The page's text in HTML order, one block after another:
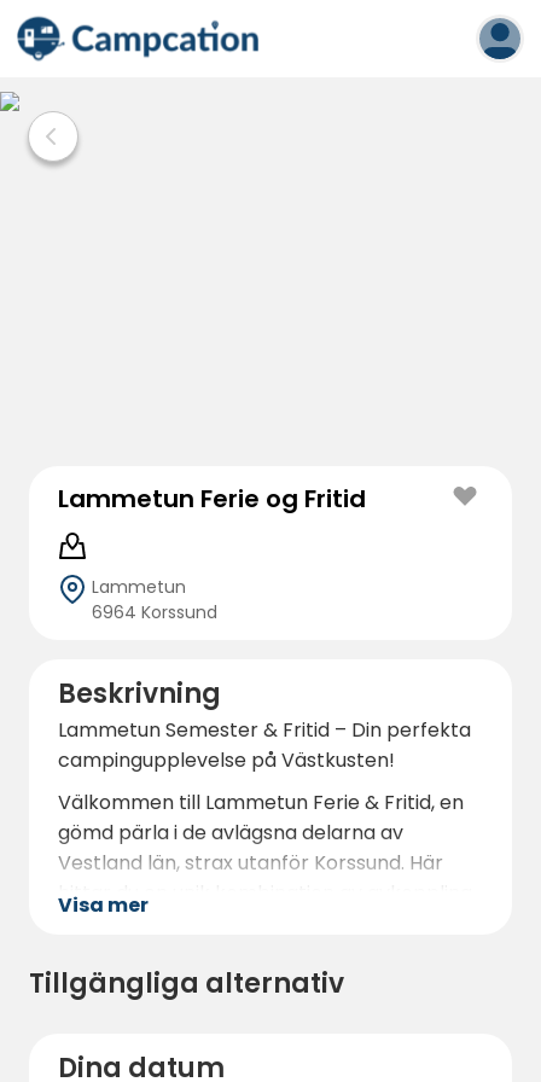
Lammetun Ferie og Fritid
Lammetun
6964 Korssund
Beskrivning
Lammetun Semester & Fritid – Din perfekta
campingupplevelse på Västkusten!
Välkommen till Lammetun Ferie & Fritid, en
gömd pärla i de avlägsna delarna av
Vestland län, strax utanför Korssund. Här
hittar du en unik kombination av avkoppling,
panoramautsikt över Vilnesfjorden, och du
Visa mer
Tillgängliga alternativ
Dina datum